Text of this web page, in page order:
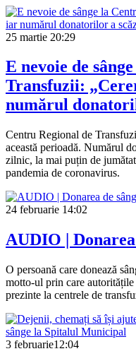
25 martie 20:29
E nevoie de
Transfuzii:
numărul
Centru Regional de
această perioadă. Numărul
zilnic, la mai puțin de
pandemia de coronavirus.
24 februarie 14:02
AUDIO |
O persoană care donează
motto-ul prin care
prezinte la centrele de
3 februarie12:04